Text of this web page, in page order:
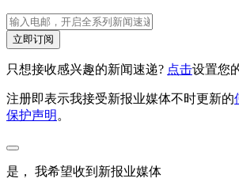
立即订阅
只想接收感兴趣的新闻速递? 点击设置您
注册即表示我接受新报业媒体不时更新的
保护声明 。
是， 我希望收到新报业媒体